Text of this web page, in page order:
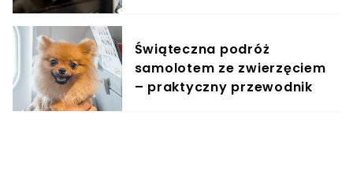
Świąteczna podróż
samolotem ze zwierzęciem
– praktyczny przewodnik